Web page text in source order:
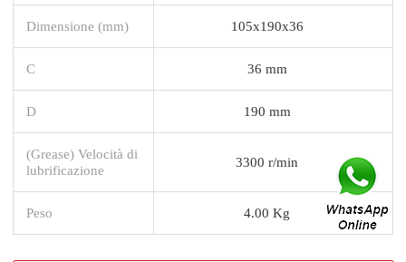
Dimensione (mm) 105x190x36
C 36 mm
D 190 mm
(Grease) Velocità di
lubrificazione
3300 r/min
Peso 4.00 Kg